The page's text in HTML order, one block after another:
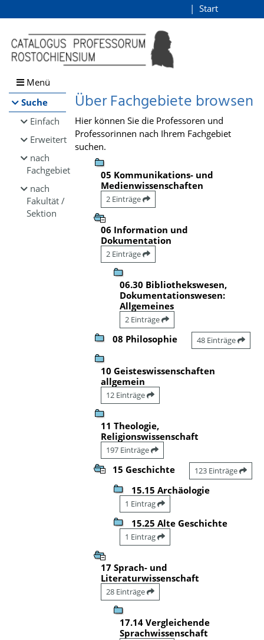
Browsen
direkt zum Inhalt
Start
Menü
Suche
Einfach
Erweitert
nach
Fachgebiet
nach
Fakultät /
Sektion
Über Fachgebiete browsen
Hier können Sie die Professoren und
Professorinnen nach Ihrem Fachgebiet
suchen.
05 Kommunikations- und
Medienwissenschaften
2 Einträge
06 Information und
Dokumentation
2 Einträge
06.30 Bibliothekswesen,
Dokumentationswesen:
Allgemeines
2 Einträge
08 Philosophie 48 Einträge
10 Geisteswissenschaften
allgemein
12 Einträge
11 Theologie,
Religionswissenschaft
197 Einträge
15 Geschichte 123 Einträge
15.15 Archäologie
1 Eintrag
15.25 Alte Geschichte
1 Eintrag
17 Sprach- und
Literaturwissenschaft
28 Einträge
17.14 Vergleichende
Sprachwissenschaft